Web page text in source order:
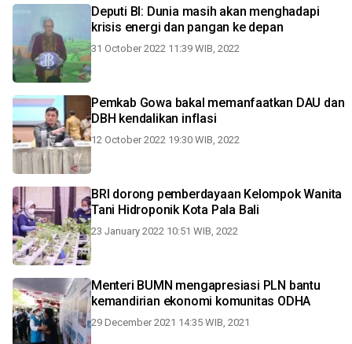
Deputi BI: Dunia masih akan menghadapi
krisis energi dan pangan ke depan
31 October 2022 11:39 WIB, 2022
Pemkab Gowa bakal memanfaatkan DAU dan
DBH kendalikan inflasi
12 October 2022 19:30 WIB, 2022
BRI dorong pemberdayaan Kelompok Wanita
Tani Hidroponik Kota Pala Bali
23 January 2022 10:51 WIB, 2022
Menteri BUMN mengapresiasi PLN bantu
kemandirian ekonomi komunitas ODHA
29 December 2021 14:35 WIB, 2021